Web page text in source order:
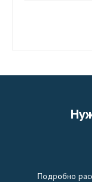
Подробно